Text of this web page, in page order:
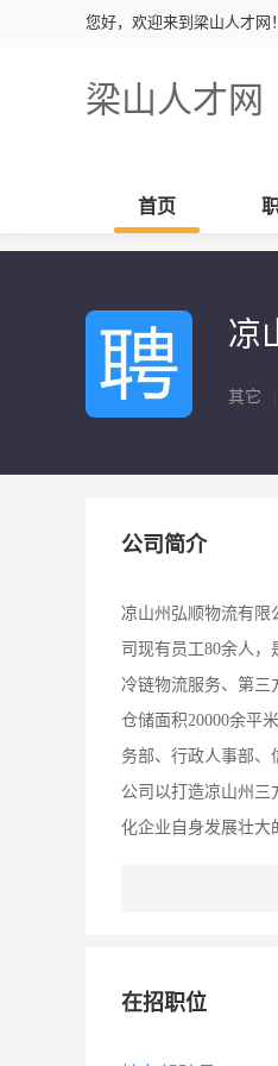
您好，欢迎来到梁山人才网！
梁山人才网
首页
凉
其它
公司简介
凉山州弘顺物流有限
司现有员工80余人
冷链物流服务、第三
仓储面积20000余平
务部、行政人事部、
公司以打造凉山州三
化企业自身发展壮大
四批四川省物流重
局申请注册“弘顺”商
在招职位